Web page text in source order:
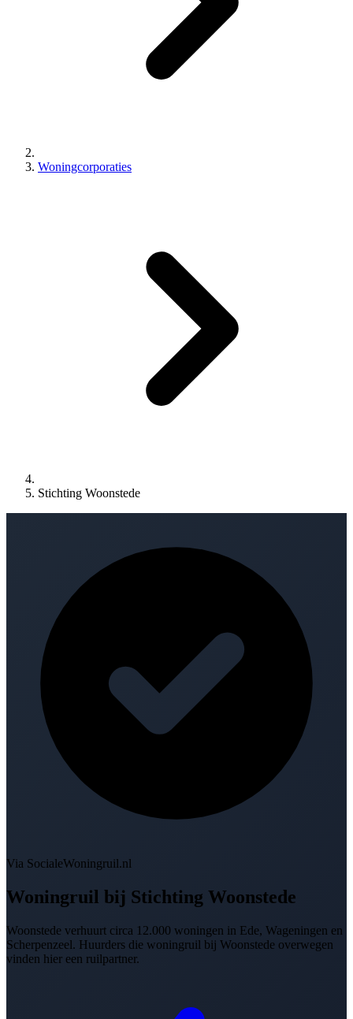
Woningcorporaties
Stichting Woonstede
Via SocialeWoningruil.nl
Woningruil bij Stichting Woonstede
Woonstede verhuurt circa 12.000 woningen in Ede, Wageningen en
Scherpenzeel. Huurders die woningruil bij Woonstede overwegen
vinden hier een ruilpartner.